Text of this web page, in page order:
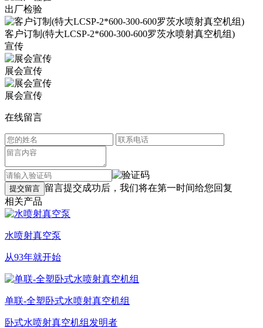
出厂检验
客户订制(特大LCSP-2*600-300-600罗茨水喷射真空机组)
宣传
展会宣传
展会宣传
在线留言
提交留言 留言提交成功后，我们将在第一时间给您回复
相关产品
水喷射真空泵
从93年就开始
单联-全塑卧式水喷射真空机组
卧式水喷射真空机组发明者